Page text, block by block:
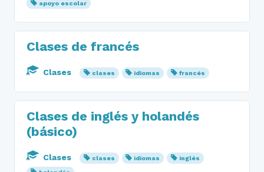
apoyo escolar
Clases de francés
Clases clases idiomas francés
Clases de inglés y holandés
(básico)
Clases clases idiomas
inglés